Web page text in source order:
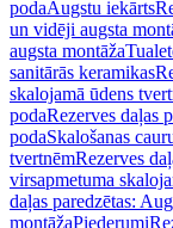
podaAugstu iekārts
un vidēji augsta
augsta montāža
sanitārās keramikas
skalojamā ūdens
podaRezerves daļas
podaSkalošanas
tvertnēmRezerves
virsapmetuma
daļas paredzētas:
montāžaPiederumi